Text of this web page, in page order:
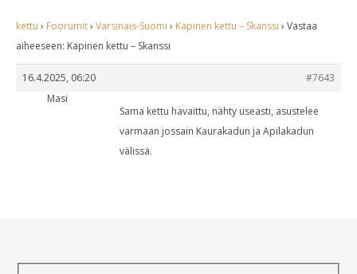
kettu › Foorumit› Varsinais-Suomi › Kapinen kettu – Skanssi › Vastaa
aiheeseen: Kapinen kettu – Skanssi
16.4.2025, 06:20
#7643
Masi
Sama kettu havaittu, nähty useasti, asustelee
varmaan jossain Kaurakadun ja Apilakadun
välissä.